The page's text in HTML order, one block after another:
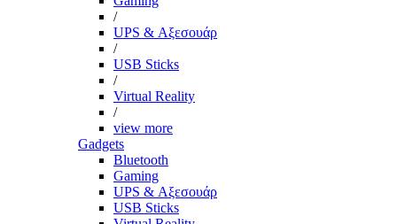
/
UPS & Αξεσουάρ
/
USB Sticks
/
Virtual Reality
/
view more
Gadgets
Bluetooth
Gaming
UPS & Αξεσουάρ
USB Sticks